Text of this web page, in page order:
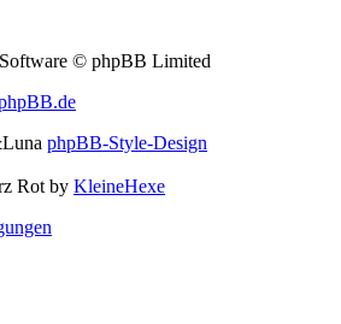
© phpBB Limited
phpBB-Style-Design
Rot by KleineHexe